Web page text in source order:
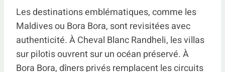
Les destinations emblématiques, comme les
Maldives ou Bora Bora, sont revisitées avec
authenticité. À Cheval Blanc Randheli, les villas
sur pilotis ouvrent sur un océan préservé. À
Bora Bora, dîners privés remplacent les circuits